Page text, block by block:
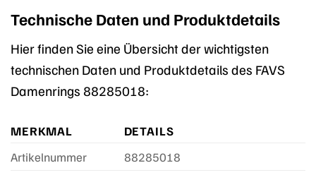
Technische Daten und Produktdetails
Hier finden Sie eine Übersicht der wichtigsten
technischen Daten und Produktdetails des FAVS
Damenrings 88285018:
MERKMAL
DETAILS
Artikelnummer
88285018